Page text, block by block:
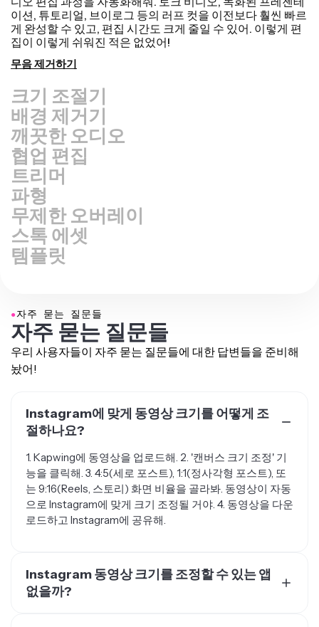
우리의 리사이즈 캔버스 기능으로 동영상을 더 빠르고 전문
적으로 재활용해보세요! 단 몇 번의 클릭으로 하나의 동영상
을 TikTok, YouTube, Instagram, Twitter, Linkedin 등 모든
플랫폼에 맞는 크기로 쉽게 조정할 수 있어요.
비디오 크기 조정하기
배경 제거기
깨끗한 오디오
협업 편집
트리머
파형
무제한 오버레이
스톡 에셋
템플릿
자주 묻는 질문들
우리 사용자들이 자주 묻는 질문들에 대한 답변들을 준비해
놨어!
절하나요?
능을 클릭해. 3. 4:5(세로 포스트), 1:1(정사각형 포스트), 또
는 9:16(Reels, 스토리) 화면 비율을 골라봐. 동영상이 자동
으로 Instagram에 맞게 크기 조정될 거야. 4. 동영상을 다운
로드하고 Instagram에 공유해.
없을까?